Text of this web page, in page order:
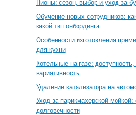
Пионы: сезон, выбор и уход за
Обучение новых сотрудников:
какой тип онбординга
Особенности изготовления
для кухни
Котельные на газе: доступность,
вариативность
Удаление катализатора на
Уход за парикмахерской мойкой:
долговечности